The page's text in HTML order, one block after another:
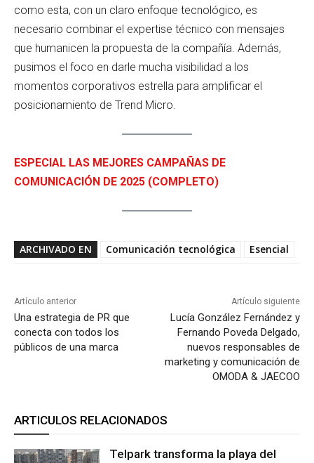
como esta, con un claro enfoque tecnológico, es
necesario combinar el expertise técnico con mensajes
que humanicen la propuesta de la compañía. Además,
pusimos el foco en darle mucha visibilidad a los
momentos corporativos estrella para amplificar el
posicionamiento de Trend Micro.
ESPECIAL LAS MEJORES CAMPAÑAS DE
COMUNICACIÓN DE 2025 (COMPLETO)
ARCHIVADO EN Comunicación tecnológica Esencial
Artículo anterior
Una estrategia de PR que
conecta con todos los
públicos de una marca
Artículo siguiente
Lucía González Fernández y
Fernando Poveda Delgado,
nuevos responsables de
marketing y comunicación de
OMODA & JAECOO
ARTICULOS RELACIONADOS
Telpark transforma la playa del